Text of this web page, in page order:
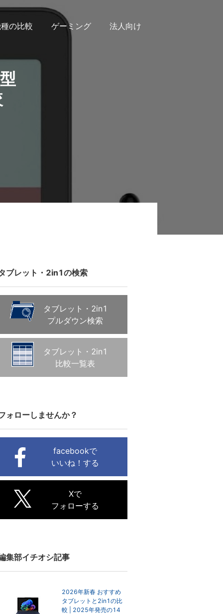
の比較 ゲーミング 法人向け
ブレット・2in1の検索
タブレット・2in1
プルダウン検索
タブレット・2in1
比較一覧表
ォローしませんか？
facebookで
いいね！する
Xで
フォローする
集部イチオシ記事
2026年新春 おすすめ
タブレットと2in1の比
較 | 2025年発売の14